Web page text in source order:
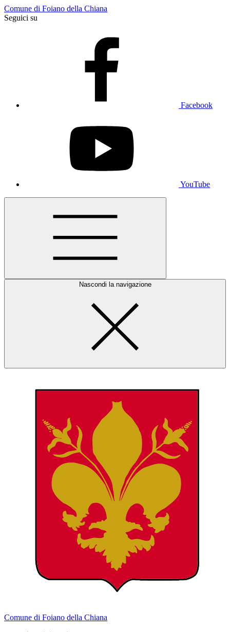
Comune di Foiano della Chiana
Seguici su
Facebook
YouTube
Nascondi la navigazione
Comune di Foiano della Chiana